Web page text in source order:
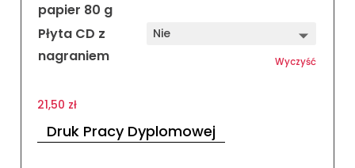
papier 80 g
Płyta CD z
nagraniem
Wyczyść
21,50 zł
Druk Pracy Dyplomowej